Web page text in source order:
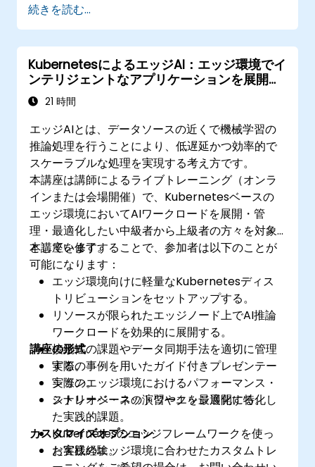
Kubernetesを活用した分散型ウェブアプリ
ケーションの運用・管理
Kubernetesクラスタの安全性確保・拡張性
向上・監視設定
続きを読む...
KubernetesによるエッジAI：エッジ環境でイ
ンテリジェントなアプリケーションを展開す
る 21 時間
エッジAIとは、データソースの近くで機械学習の
推論処理を行うことにより、低遅延かつ効率的で
スケーラブルな処理を実現する考え方です。
本講座は講師によるライブトレーニング（オンラ
インまたは会場開催）で、Kubernetesベースの
エッジ環境においてAIワークロードを展開・管
理・最適化したい中級者から上級者の方々を対象
としています。
本講座を修了することで、参加者は以下のことが
可能になります：
エッジ環境向けに軽量なKubernetesディス
トリビューションをセットアップする。
リソースが限られたエッジノード上でAI推論
ワークロードを効果的に展開する。
接続性の課題やデータ同期手法を適切に管理
する。
実際のエッジ環境におけるパフォーマンス・
ストレージ・ネットワークを最適化する。
講座の形式
実際の事例を用いたガイド付きプレゼンテー
ション。
シナリオベースの演習やエッジ展開に特化し
た実践的課題。
Kubernetesのエッジフレームワークを使っ
た実践経験。
カスタマイズオプション
お客様のエッジ環境に合わせたカスタムトレ